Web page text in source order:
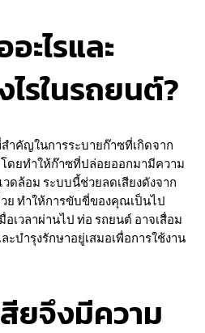
ะไรและ
ไรในรถยนต์?
ำคัญในการระบายก๊าซที่เกิดจาก
โดยทำให้ก๊าซที่ปล่อยออกมามีความ
ล้อม ระบบนี้ช่วยลดเสียงดังจาก
ย ทำให้การขับขี่ของคุณเป็นไป
เวลาผ่านไป ท่อ รถยนต์ อาจเสื่อม
บำรุงรักษาอยู่เสมอเพื่อการใช้งาน
สียจึงมีความ